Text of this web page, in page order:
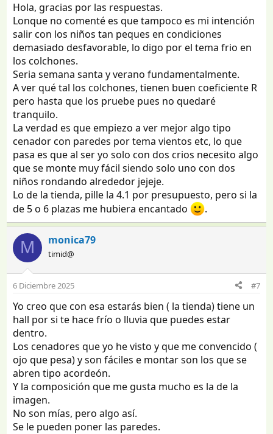
s
:
Hola, gracias por las respuestas.
Lonque no comenté es que tampoco es mi intención
salir con los niños tan peques en condiciones
demasiado desfavorable, lo digo por el tema frio en
los colchones.
Seria semana santa y verano fundamentalmente.
A ver qué tal los colchones, tienen buen coeficiente R
pero hasta que los pruebe pues no quedaré
tranquilo.
La verdad es que empiezo a ver mejor algo tipo
cenador con paredes por tema vientos etc, lo que
pasa es que al ser yo solo con dos crios necesito algo
que se monte muy fácil siendo solo uno con dos
niños rondando alrededor jejeje.
Lo de la tienda, pille la 4.1 por presupuesto, pero si la
de 5 o 6 plazas me hubiera encantado
.
M monica79
timid@
6 Diciembre 2025 #7
Yo creo que con esa estarás bien ( la tienda) tiene un
hall por si te hace frío o lluvia que puedes estar
dentro.
Los cenadores que yo he visto y que me convencido (
ojo que pesa) y son fáciles e montar son los que se
abren tipo acordeón.
Y la composición que me gusta mucho es la de la
imagen.
No son mías, pero algo así.
Se le pueden poner las paredes.